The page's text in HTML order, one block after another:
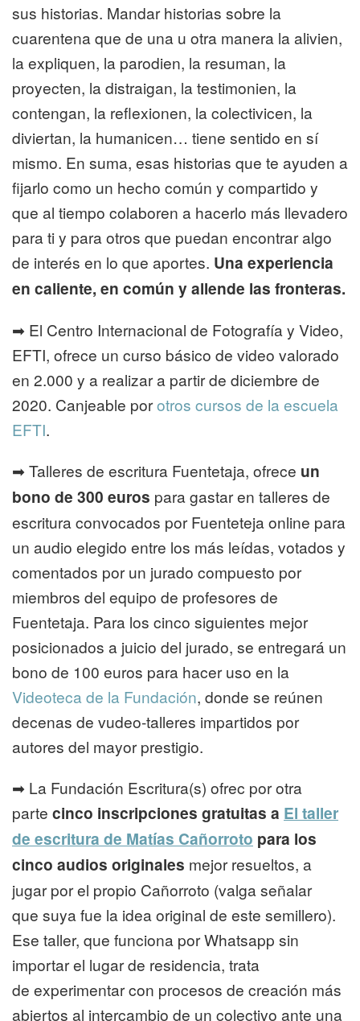
sus historias. Mandar historias sobre la
cuarentena que de una u otra manera la alivien,
la expliquen, la parodien, la resuman, la
proyecten, la distraigan, la testimonien, la
contengan, la reflexionen, la colectivicen, la
diviertan, la humanicen… tiene sentido en sí
mismo. En suma, esas historias que te ayuden a
fijarlo como un hecho común y compartido y
que al tiempo colaboren a hacerlo más llevadero
para ti y para otros que puedan encontrar algo
de interés en lo que aportes. Una experiencia
en caliente, en común y allende las fronteras.
➡ El Centro Internacional de Fotografía y Video,
EFTI, ofrece un curso básico de video valorado
en 2.000 y a realizar a partir de diciembre de
2020. Canjeable porotros cursos de la escuela
EFTI.
➡ Talleres de escritura Fuentetaja, ofrece un
bono de 300 euros para gastar en talleres de
escritura convocados por Fuenteteja online para
un audio elegido entre los más leídas, votados y
comentados por un jurado compuesto por
miembros del equipo de profesores de
Fuentetaja. Para los cinco siguientes mejor
posicionados a juicio del jurado, se entregará un
bono de 100 euros para hacer uso en la
Videoteca de la Fundación, donde se reúnen
decenas de vudeo-talleres impartidos por
autores del mayor prestigio.
➡ La Fundación Escritura(s) ofrec por otra
parte cinco inscripciones gratuitas a El taller
de escritura de Matías Cañorroto para los
cinco audios originales mejor resueltos, a
jugar por el propio Cañorroto (valga señalar
que suya fue la idea original de este semillero).
Ese taller, que funciona por Whatsapp sin
importar el lugar de residencia, trata
de experimentar con procesos de creación más
abiertos al intercambio de un colectivo ante una